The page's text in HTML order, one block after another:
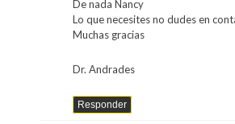
De nada Nancy
Lo que necesites no dudes en
Muchas gracias
Dr. Andrades
Responder